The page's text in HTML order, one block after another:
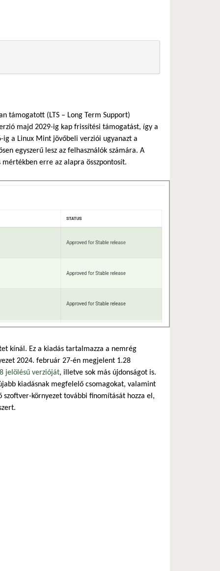
támogatott (LTS – Long Term Support)
majd 2029-ig kap frissítési támogatást, így a
ig a Linux Mint jövőbeli verziói ugyanazt a
egyszerű lesz az felhasználók számára. A
erre az alapra összpontosít.
kínál. Ez a kiadás tartalmazza a nemrég
2024. február 27-én megjelent 1.28
jelölésű verzióját, illetve sok más újdonságot is.
kiadásnak megfelelő csomagokat, valamint
szoftver-környezet további finomítását hozza el,